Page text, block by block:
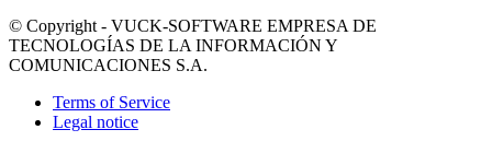
© Copyright - VUCK-SOFTWARE EMPRESA DE
TECNOLOGÍAS DE LA INFORMACIÓN Y
COMUNICACIONES S.A.
Terms of Service
Legal notice